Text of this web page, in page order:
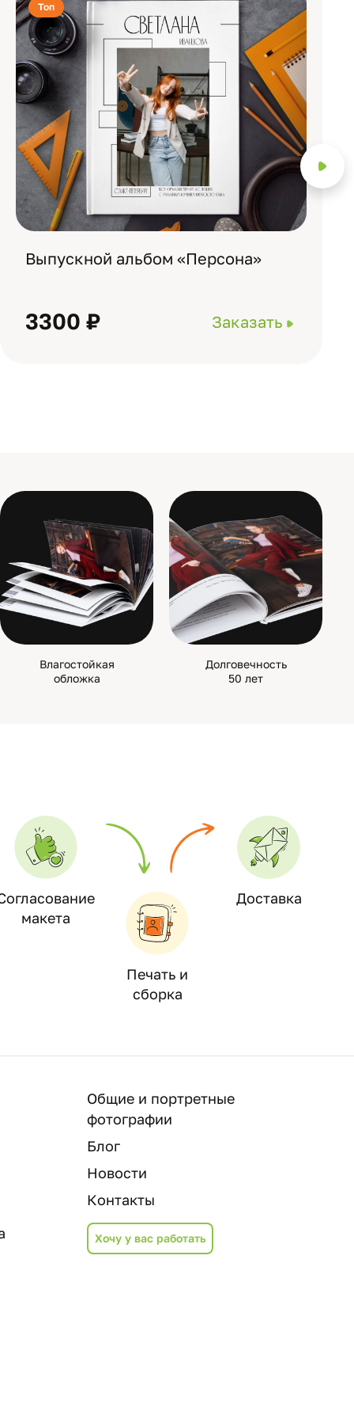
Топ
Выпускной альбом «Персона»
3300 ₽ Заказать
Влагостойкая
обложка
Долговечность
50 лет
макета
Печать и
сборка
Доставка
Общие и портретные
фотографии
Блог
Новости
Контакты
Хочу у вас работать